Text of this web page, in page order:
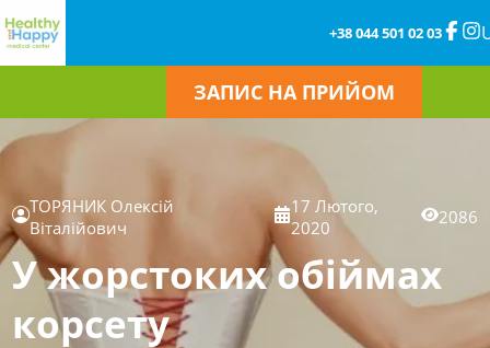
+38 044 501 02 03
ЗАПИС НА ПРИЙОМ
ТОРЯНИК Олексій
Віталійович
17 Лютого,
2020
2086
У жорстоких обіймах
корсету